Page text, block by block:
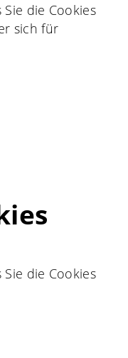
die Cookies
sich für
die Cookies